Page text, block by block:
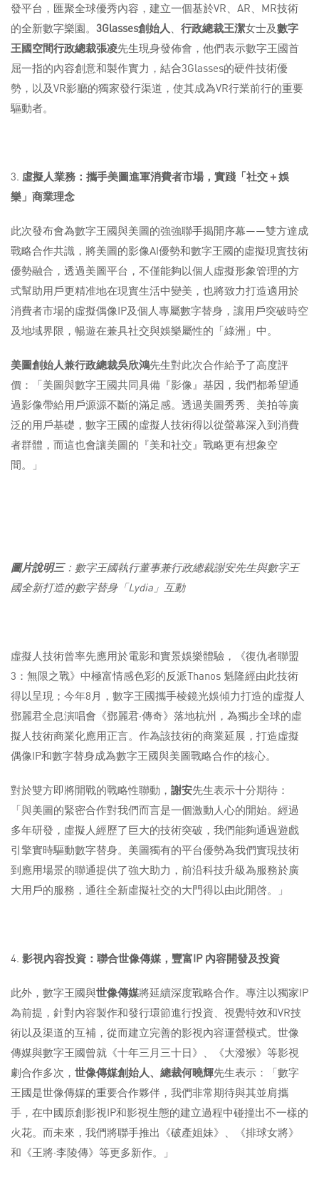
發平台，匯聚全球優秀內容，建立一個基於VR、AR、MR技術
的全新數字樂園。 3Glasses創始人、 行政總裁王潔女士及數字
王國空間行政總裁張凌先生現身發佈會，他們表示數字王國首
屈一指的內容創意和製作實力，結合3Glasses的硬件技術優
勢，以及VR影廳的獨家發行渠道，使其成為VR行業前行的重要
驅動者。
3. 虛擬人業務：攜手美圖進軍消費者市場，實踐「社交＋娛
樂」商業理念
此次發布會為數字王國與美圖的強強聯手揭開序幕——雙方達成
戰略合作共識，將美圖的影像AI優勢和數字王國的虛擬現實技術
優勢融合，透過美圖平台，不僅能夠以個人虛擬形象管理的方
式幫助用戶更精准地在現實生活中變美，也將致力打造適用於
消費者市場的虛擬偶像IP及個人專屬數字替身，讓用戶突破時空
及地域界限，暢遊在兼具社交與娛樂屬性的「綠洲」中。
美圖創始人兼行政總裁吳欣鴻先生對此次合作給予了高度評
價：「美圖與數字王國共同具備『影像』基因，我們都希望通
過影像帶給用戶源源不斷的滿足感。透過美圖秀秀、美拍等廣
泛的用戶基礎，數字王國的虛擬人技術得以從螢幕深入到消費
者群體，而這也會讓美圖的『美和社交』戰略更有想象空
間。」
圖片說明三：數字王國執行董事兼行政總裁謝安先生與數字王
國全新打造的數字替身「Lydia 」互動
虛擬人技術曾率先應用於電影和實景娛樂體驗，《復仇者聯盟
3：無限之戰》中極富情感色彩的反派Thanos 魁隆經由此技術
得以呈現；今年8月，數字王國攜手棱鏡光娛傾力打造的虛擬人
鄧麗君全息演唱會《鄧麗君·傳奇》落地杭州，為獨步全球的虛
擬人技術商業化應用正言。作為該技術的商業延展，打造虛擬
偶像IP和數字替身成為數字王國與美圖戰略合作的核心。
對於雙方即將開戰的戰略性聯動， 謝安先生表示十分期待：
「與美圖的緊密合作對我們而言是一個激動人心的開始。經過
多年研發，虛擬人經歷了巨大的技術突破，我們能夠通過遊戲
引擎實時驅動數字替身。美圖獨有的平台優勢為我們實現技術
到應用場景的聯通提供了強大助力，前沿科技升級為服務於廣
大用戶的服務，通往全新虛擬社交的大門得以由此開啓。」
4. 影視內容投資：聯合世像傳媒，豐富IP 內容開發及投資
此外，數字王國與世像傳媒將延續深度戰略合作。專注以獨家IP
為前提，針對內容製作和發行環節進行投資、視覺特效和VR技
術以及渠道的互補，從而建立完善的影視內容運營模式。世像
傳媒與數字王國曾就《十年三月三十日》、《大潑猴》等影視
劇合作多次， 世像傳媒創始人、總裁何曉輝先生表示：「數字
王國是世像傳媒的重要合作夥伴，我們非常期待與其並肩攜
手，在中國原創影視IP和影視生態的建立過程中碰撞出不一樣的
火花。而未來，我們將聯手推出《破產姐妹》、《排球女將》
和《王將·李陵傳》等更多新作。」